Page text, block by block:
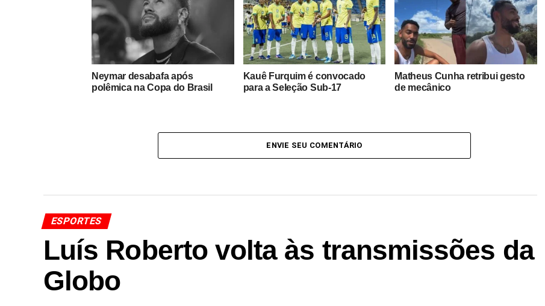
Neymar desabafa após
polêmica na Copa do Brasil
Kauê Furquim é convocado
para a Seleção Sub-17
Matheus Cunha retribui gesto
de mecânico
ENVIE SEU COMENTÁRIO
ESPORTES
Luís Roberto volta às transmissões da
Globo